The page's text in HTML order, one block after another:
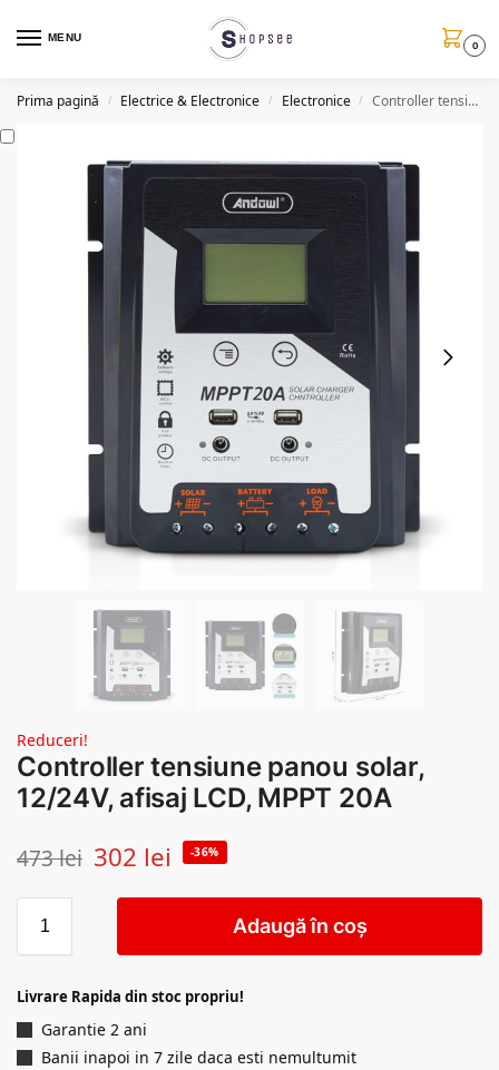
MENU
0
Prima pagină / Electrice & Electronice / Electronice / Controller tensiune panou solar, 12/24V, afisaj LCD, MPPT 20A
Reduceri!
Controller tensiune panou solar,
12/24V, afisaj LCD, MPPT 20A
473lei 302 lei -36%
Adaugă în coș
Livrare Rapida din stoc propriu!
Garantie 2 ani
Banii inapoi in 7 zile daca esti nemultumit